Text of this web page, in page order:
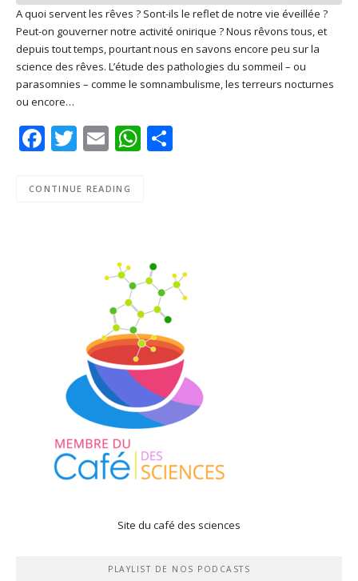
Apple Podcasts Deezer
Google Play PocketCasts
Podcast Addict RSS
RSS FEED
SHARE
LINK
EMBED
A quoi servent les rêves ? Sont-ils le reflet de notre vie éveillée ?
Peut-on gouverner notre activité onirique ? Nous rêvons tous, et
depuis tout temps, pourtant nous en savons encore peu sur la
science des rêves. L’étude des pathologies du sommeil – ou
parasomnies – comme le somnambulisme, les terreurs nocturnes
ou encore…
Facebook
Twitter
EmailWhatsApp
CONTINUE READING
Site du café des sciences
PLAYLIST DE NOS PODCASTS